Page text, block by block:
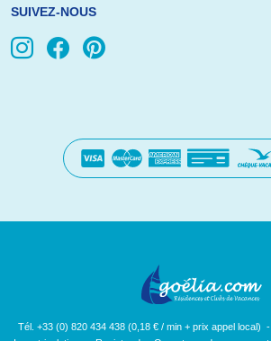
SUIVEZ-NOUS
Tél. +33 (0) 820 434 438 (0,18 € / min + prix appel local) -